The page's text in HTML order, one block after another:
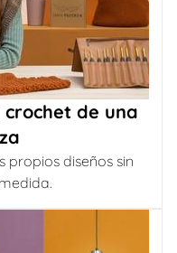
de una
propios diseños sin